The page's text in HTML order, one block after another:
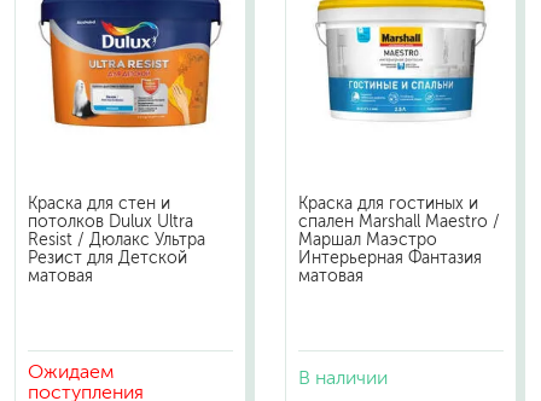
Краска для стен и
потолков Dulux Ultra
Resist / Дюлакс Ультра
Резист для Детской
матовая
Ожидаем
поступления
Краска для гостиных и
спален Marshall Maestro /
Маршал Маэстро
Интерьерная Фантазия
матовая
В наличии